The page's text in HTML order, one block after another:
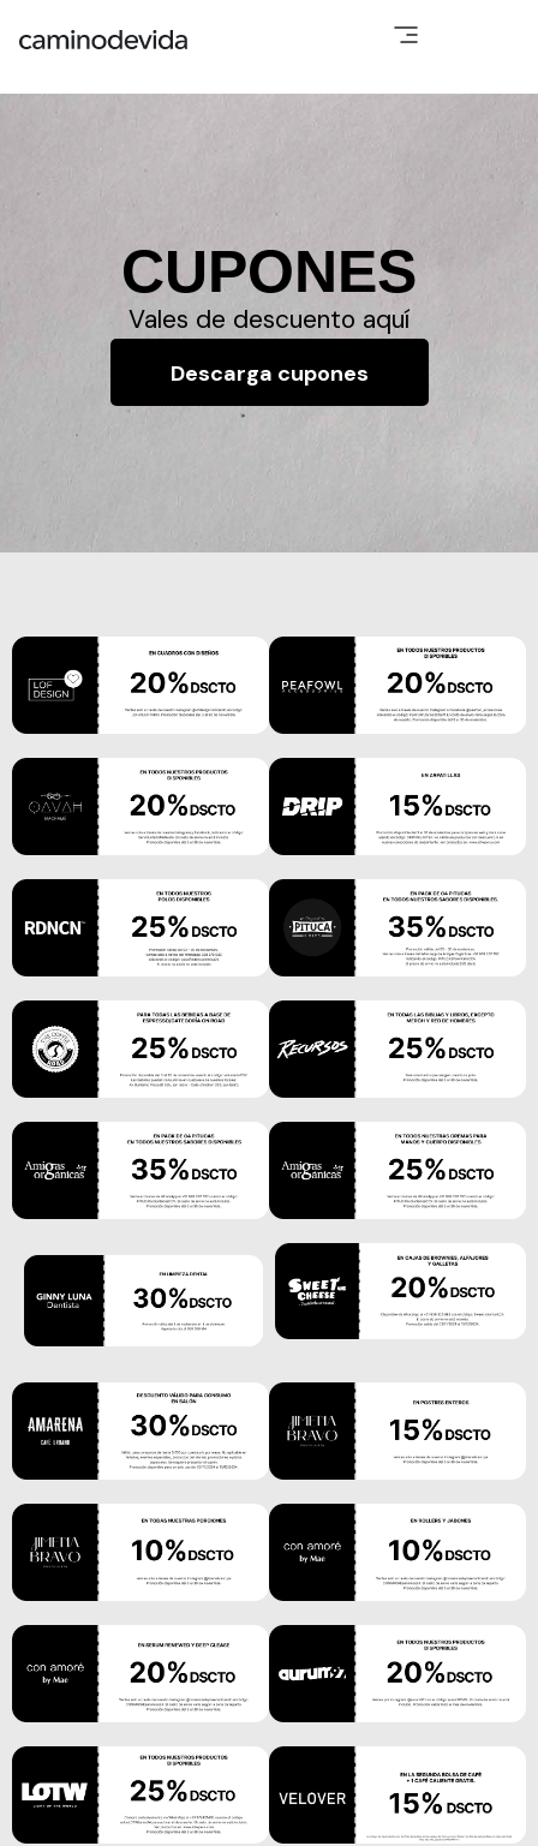
CUPONES
Vales de descuento aquí
Descarga cupones